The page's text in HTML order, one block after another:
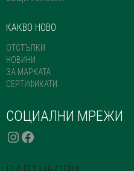
КАКВО НОВО
ОТСТЪПКИ
НОВИНИ
ЗА МАРКАТА
СЕРТИФИКАТИ
СОЦИАЛНИ МРЕЖИ
INSTAGRAM
FACEBOOK